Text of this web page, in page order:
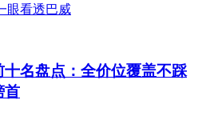
名盘点：全价位覆盖不踩
首